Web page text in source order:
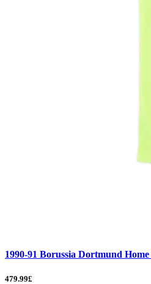
1990-91 Borussia Dortmund
479.99£